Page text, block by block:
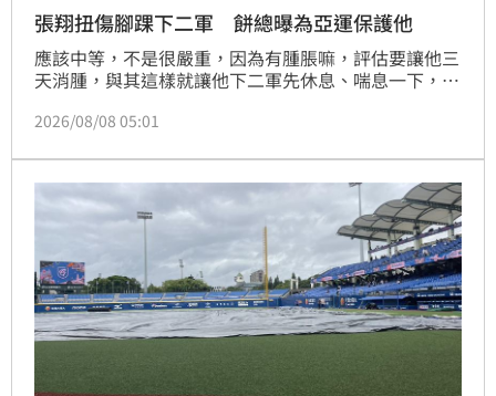
張翔扭傷腳踝下二軍 餅總曝為亞運保護他
應該中等，不是很嚴重，因為有腫脹嘛，評估要讓他三
天消腫，與其這樣就讓他下二軍先休息、喘息一下，
2026/08/08 05:01